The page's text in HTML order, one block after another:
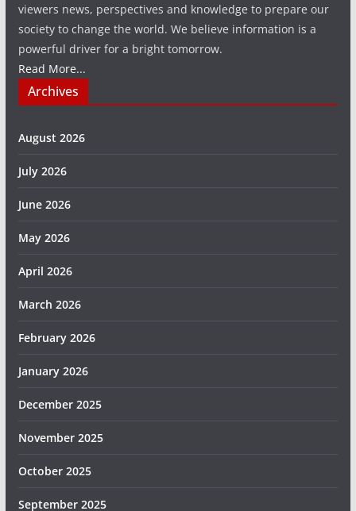
viewers news, perspectives and knowledge to prepare our
society to change the world. We believe information is a
powerful driver for a bright tomorrow.
Read More...
Archives
August 2026
July 2026
June 2026
May 2026
April 2026
March 2026
February 2026
January 2026
December 2025
November 2025
October 2025
September 2025